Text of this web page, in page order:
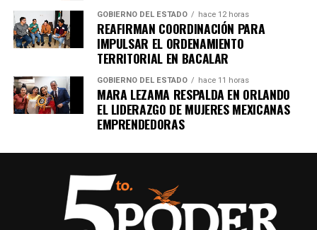
GOBIERNO DEL ESTADO hace 12 horas
REAFIRMAN COORDINACIÓN PARA
IMPULSAR EL ORDENAMIENTO
TERRITORIAL EN BACALAR
GOBIERNO DEL ESTADO hace 11 horas
MARA LEZAMA RESPALDA EN ORLANDO
EL LIDERAZGO DE MUJERES MEXICANAS
EMPRENDEDORAS